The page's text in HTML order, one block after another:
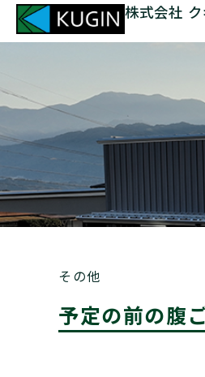
株式会社
その他
予定の前の腹